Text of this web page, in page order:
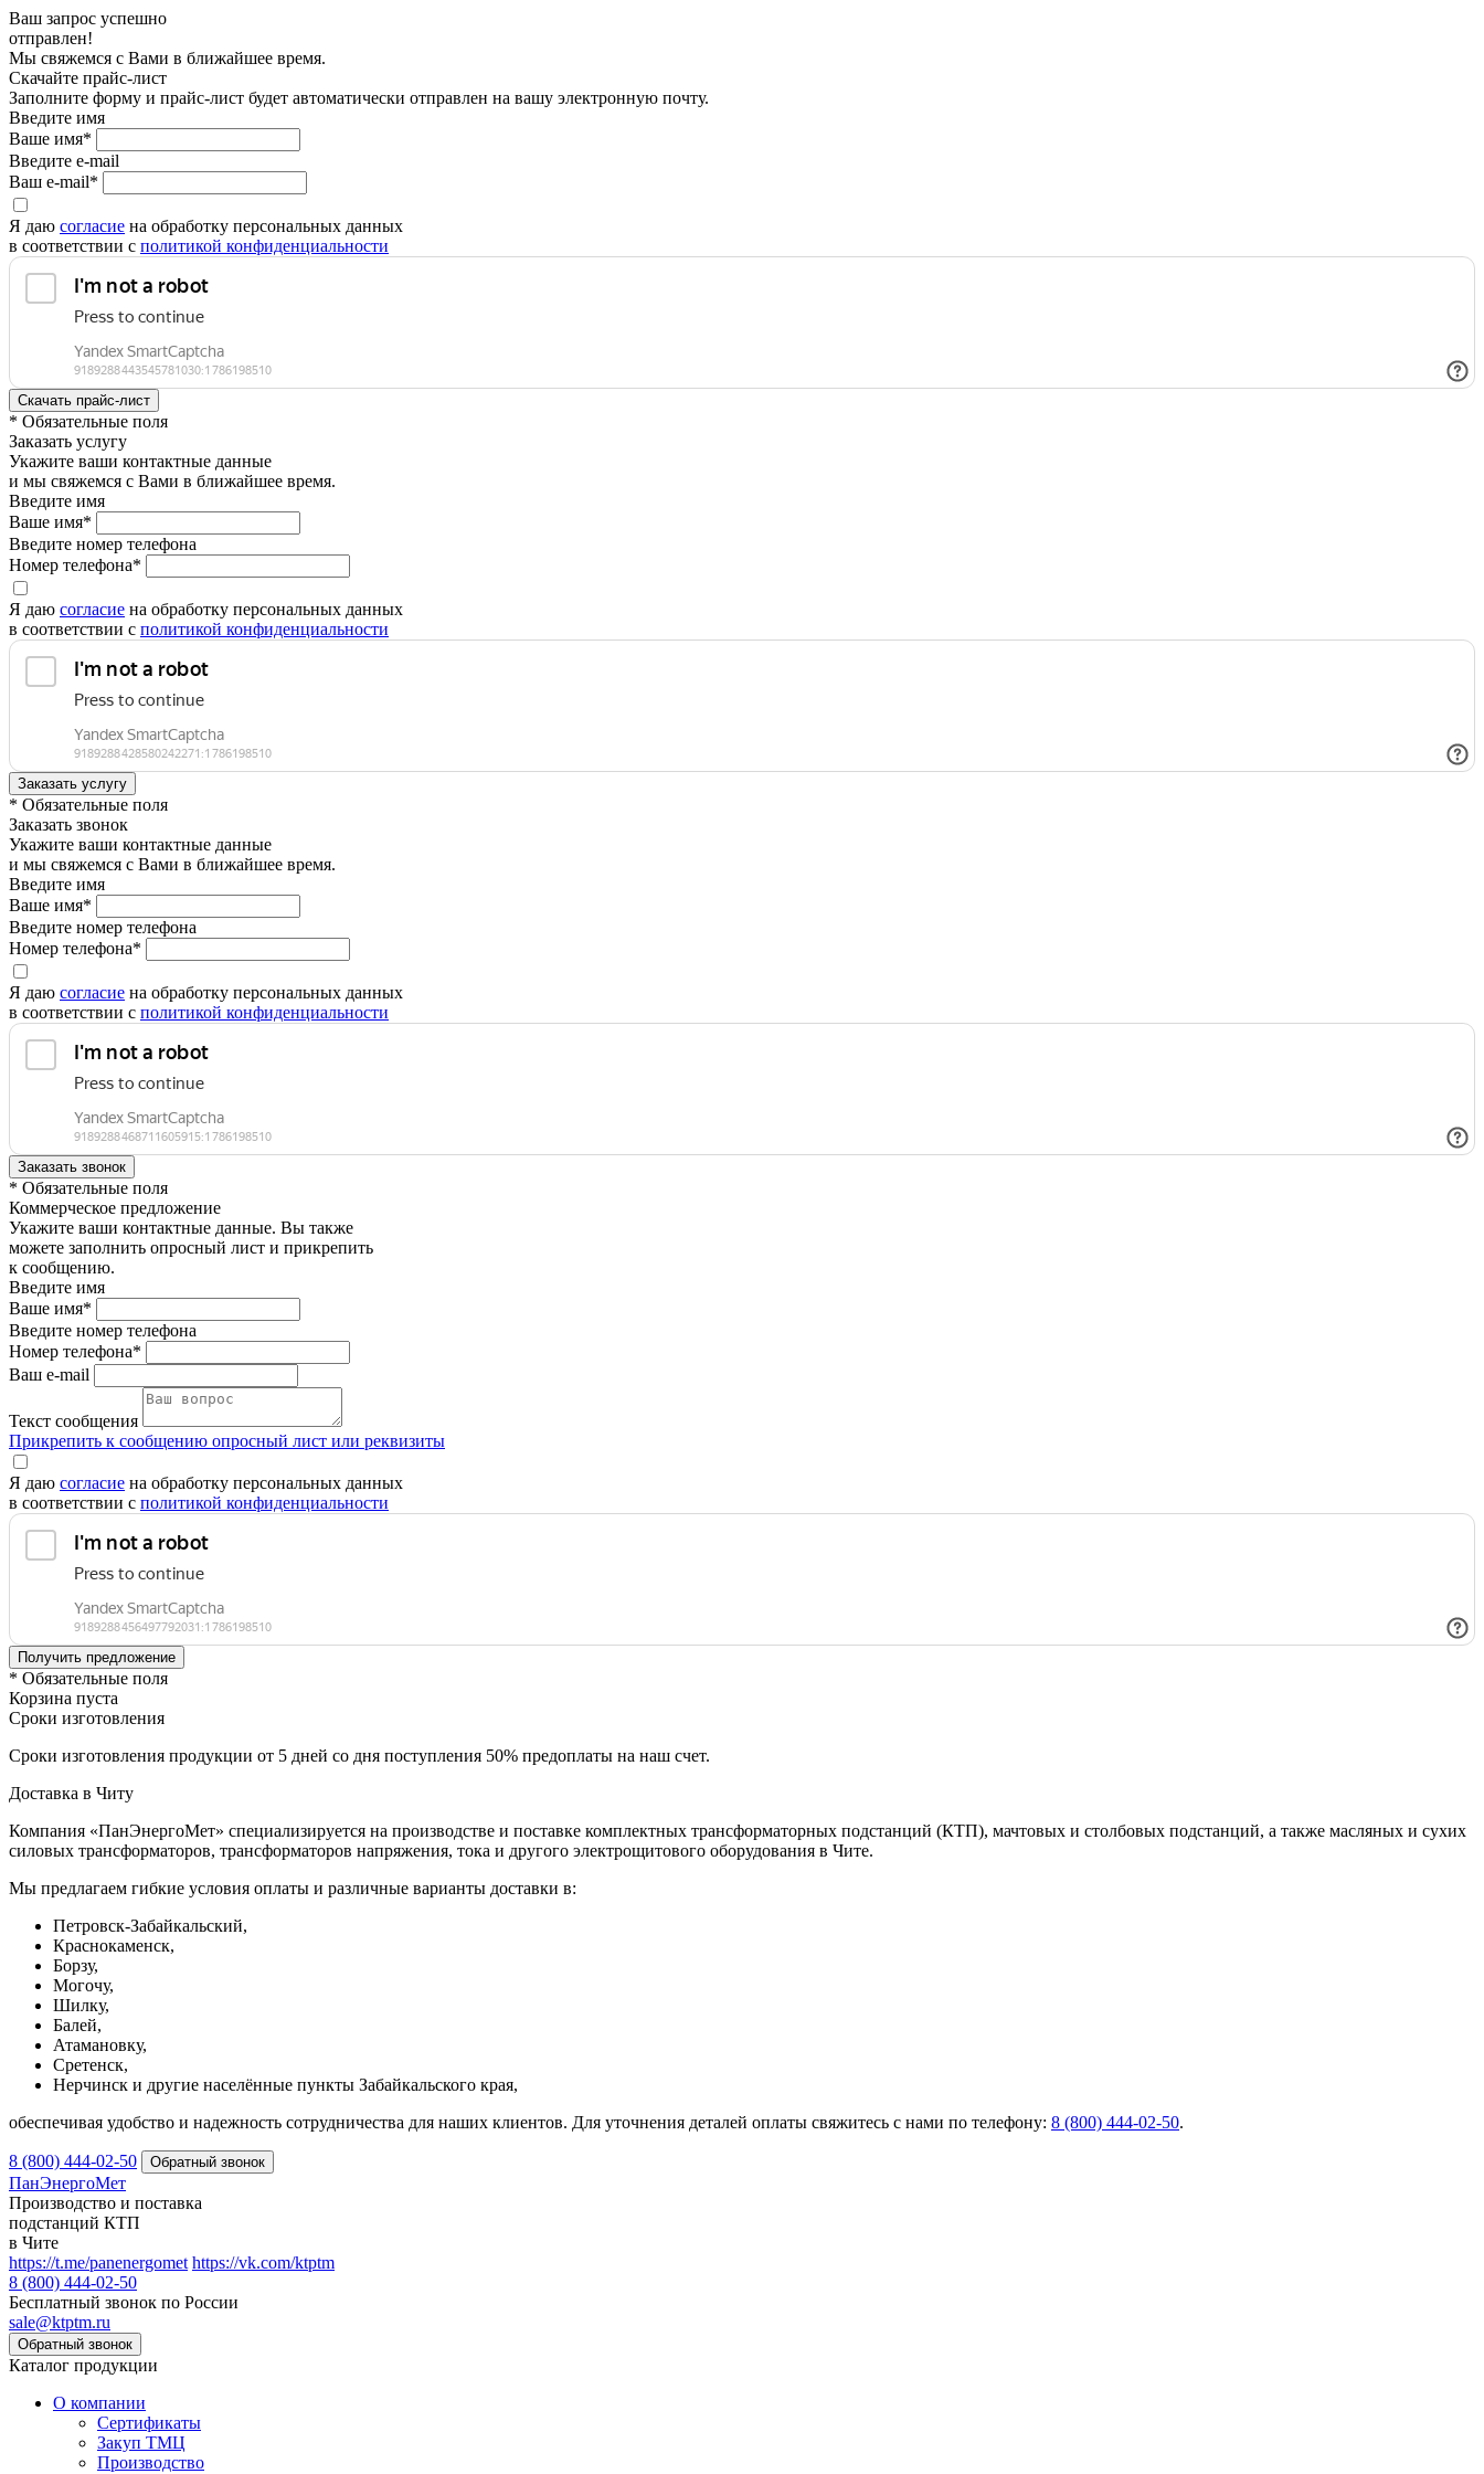
Ваш запрос успешно
отправлен!
Мы свяжемся с Вами в ближайшее время.
Скачайте прайс-лист
Заполните форму и прайс-лист будет автоматически отправлен на вашу электронную почту.
Введите имя
Ваше имя*
Введите e-mail
Ваш e-mail*
Я даю согласие на обработку персональных данных
в соответствии с политикой конфиденциальности
* Обязательные поля
Заказать услугу
Укажите ваши контактные данные
и мы свяжемся с Вами в ближайшее время.
Введите имя
Ваше имя*
Введите номер телефона
Номер телефона*
Я даю согласие на обработку персональных данных
в соответствии с политикой конфиденциальности
* Обязательные поля
Заказать звонок
Укажите ваши контактные данные
и мы свяжемся с Вами в ближайшее время.
Введите имя
Ваше имя*
Введите номер телефона
Номер телефона*
Я даю согласие на обработку персональных данных
в соответствии с политикой конфиденциальности
* Обязательные поля
Коммерческое предложение
Укажите ваши контактные данные. Вы также
можете заполнить опросный лист и прикрепить
к сообщению.
Введите имя
Ваше имя*
Введите номер телефона
Номер телефона*
Ваш e-mail
Текст сообщения
Прикрепить к сообщению опросный лист или реквизиты
Я даю согласие на обработку персональных данных
в соответствии с политикой конфиденциальности
* Обязательные поля
Корзина пуста
Сроки изготовления
Сроки изготовления продукции от 5 дней со дня поступления 50% предоплаты на наш счет.
Доставка в Читу
Компания «ПанЭнергоМет» специализируется на производстве и поставке комплектных трансформаторных подстанций (КТП), мачтовых и столбовых подстанций, а также масляных и сухих
силовых трансформаторов, трансформаторов напряжения, тока и другого электрощитового оборудования в Чите.
Мы предлагаем гибкие условия оплаты и различные варианты доставки в:
Петровск-Забайкальский,
Краснокаменск,
Борзу,
Могочу,
Шилку,
Балей,
Атамановку,
Сретенск,
Нерчинск и другие населённые пункты Забайкальского края,
обеспечивая удобство и надежность сотрудничества для наших клиентов. Для уточнения деталей оплаты свяжитесь с нами по телефону: 8 (800) 444-02-50.
8 (800) 444-02-50
ПанЭнергоМет
Производство и поставка
подстанций КТП
в Чите
https://t.me/panenergomet https://vk.com/ktptm
8 (800) 444-02-50
Бесплатный звонок по России
sale@ktptm.ru
Каталог продукции
О компании
Сертификаты
Закуп ТМЦ
Производство